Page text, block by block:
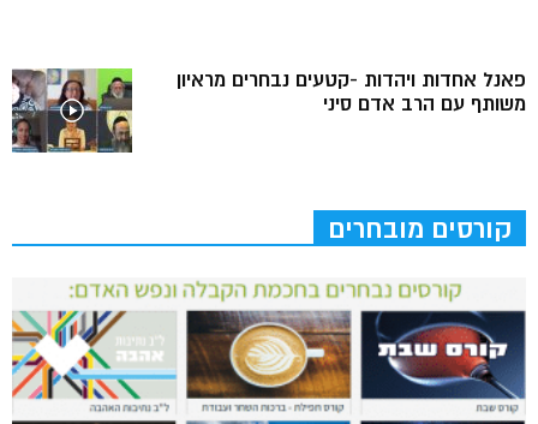
פאנל אחדות ויהדות -קטעים נבחרים מראיון
משותף עם הרב אדם סיני
קורסים מובחרים